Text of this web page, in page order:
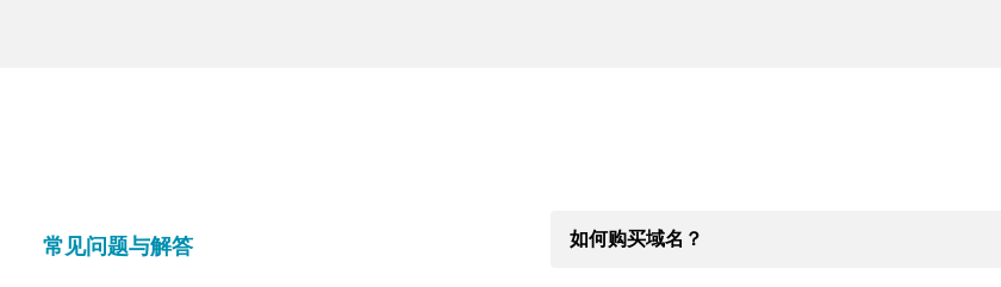
常见问题与解答 如何购买域名？